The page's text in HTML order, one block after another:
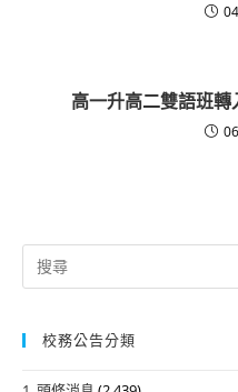
高一升高二雙語班
Search
for:
校務公告分類